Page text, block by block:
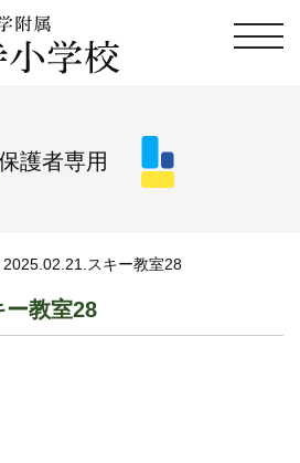
護者専用
2025.02.21.スキー教室28
ー教室28